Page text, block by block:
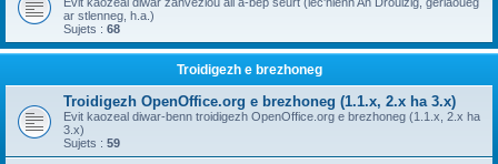
ar stlenneg, h.a.)
Sujets : 68
Troidigezh e brezhoneg
Troidigezh OpenOffice.org e brezhoneg (1.1.x, 2.x ha 3.x)
Evit kaozeal diwar-benn troidigezh OpenOffice.org e brezhoneg (1.1.x, 2.x ha
3.x)
Sujets : 59